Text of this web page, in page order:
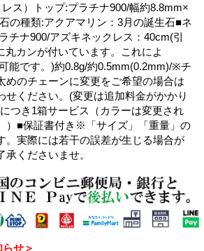
ス）トップ:プラチナ900/幅約8.8mm×
の種類:アクアマリン：3月の誕生石■ネ
チナ900/アズキネックレス：40cm(引
丸カンが付いています。これによ
能です。)約0.8g/約0.5mm(0.2mm)/※チ
めのチェーンに変更をご希望の場合は
せください。(変更は追加料金がかかり
つき1箱サービス（カラーは変更され
）■保証書付き※「サイズ」「重量」の
。実際には若干の誤差が生じる場合が
くださいませ。
せ＞